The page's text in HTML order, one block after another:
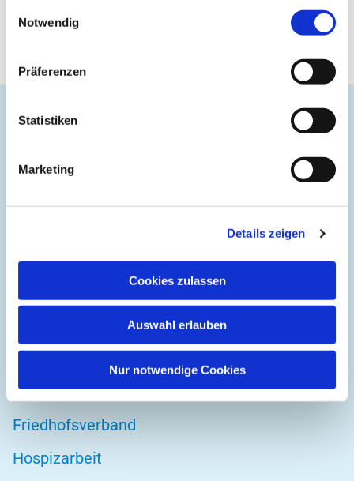
Notwendig
Präferenzen
Statistiken
Marketing
Details zeigen
Cookies zulassen
Auswahl erlauben
Nur notwendige Cookies
Evangelische Gemeinde Unterbarmen Süd
42103 Wuppertal
DIREKT ZU
Altenwohnstätte
Bibelwerk
Diakonie Wuppertal
Friedhofsverband
Hospizarbeit